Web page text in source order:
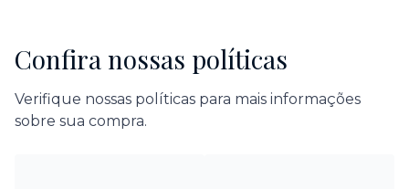
Confira nossas políticas
Verifique nossas políticas para mais informações
sobre sua compra.